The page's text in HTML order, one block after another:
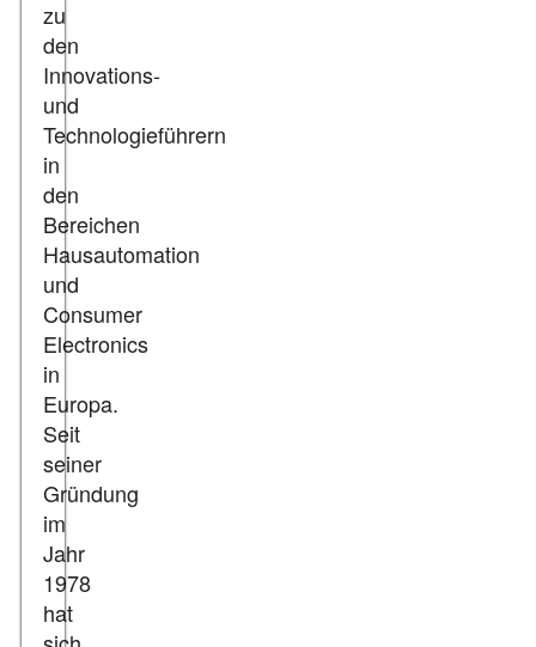
zu
den
Innovations-
und
Technologieführern
in
den
Bereichen
Hausautomation
und
Consumer
Electronics
in
Europa.
Seit
seiner
Gründung
im
Jahr
1978
hat